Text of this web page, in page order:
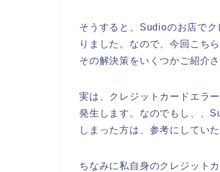
そうすると、Sudioのお店で
りました。なので、今回こち
その解決策をいくつかご紹介
実は、クレジットカードエラ
発生します。なのでもし、、
しまった方は、参考にしてい
ちなみに私自身のクレジット